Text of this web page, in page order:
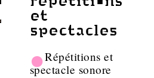
et
spectacles
• Répétitions et
spectacle sonore